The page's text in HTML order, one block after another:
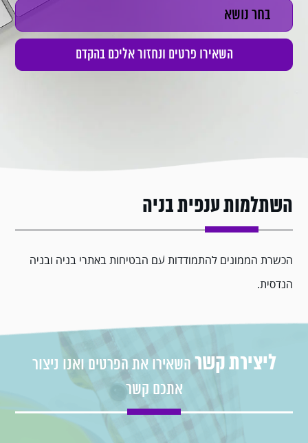
השתלמות ענפית בניה
הכשרת הממונים להתמודדות עם הבטיחות באתרי בניה ובניה
הנדסית.
ליצירת קשרהשאירו את הפרטים ואנו ניצור
אתכם קשר